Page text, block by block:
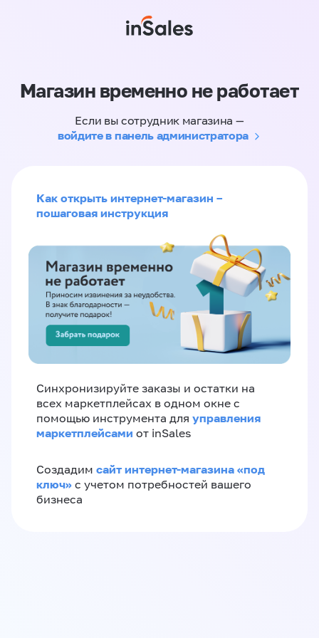
Магазин временно не работает
Если вы сотрудник магазина —
войдите в панель администратора
Как открыть интернет-магазин –
пошаговая инструкция
Синхронизируйте заказы и остатки на
всех маркетплейсах в одном окне с
помощью инструмента для управления
маркетплейсами от inSales
Создадим сайт интернет-магазина «под
ключ» с учетом потребностей вашего
бизнеса